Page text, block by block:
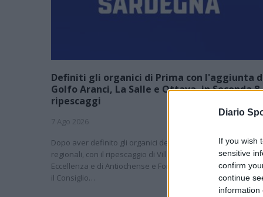
Diario
If you wish
sensitive
confirm
continue
information
Definiti gli organici di Prima con l'aggiunta
Golfo Aranci, La Salle e Ottava, in Seconda 8
ripescaggi
7 Ago 2026
Dopo aver definito gli organici dei primi due campionati
regionali, con il ripescaggio di Villacidrese e Usinese in
Eccellenza e di Antiochense e Fonni in Promozione (leggi
il Consiglio…